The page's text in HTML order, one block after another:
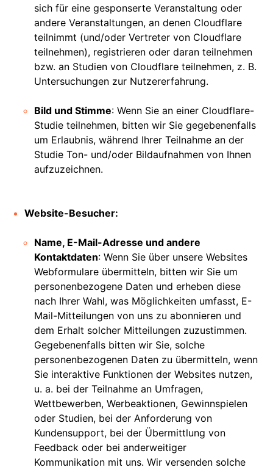
sich für eine gesponserte Veranstaltung oder
andere Veranstaltungen, an denen Cloudflare
teilnimmt (und/oder Vertreter von Cloudflare
teilnehmen), registrieren oder daran teilnehmen
bzw. an Studien von Cloudflare teilnehmen, z. B.
Untersuchungen zur Nutzererfahrung.
Bild und Stimme: Wenn Sie an einer Cloudflare-
Studie teilnehmen, bitten wir Sie gegebenenfalls
um Erlaubnis, während Ihrer Teilnahme an der
Studie Ton- und/oder Bildaufnahmen von Ihnen
aufzuzeichnen.
Website-Besucher:
Name, E-Mail-Adresse und andere
Kontaktdaten: Wenn Sie über unsere Websites
Webformulare übermitteln, bitten wir Sie um
personenbezogene Daten und erheben diese
nach Ihrer Wahl, was Möglichkeiten umfasst, E-
Mail-Mitteilungen von uns zu abonnieren und
dem Erhalt solcher Mitteilungen zuzustimmen.
Gegebenenfalls bitten wir Sie, solche
personenbezogenen Daten zu übermitteln, wenn
Sie interaktive Funktionen der Websites nutzen,
u. a. bei der Teilnahme an Umfragen,
Wettbewerben, Werbeaktionen, Gewinnspielen
oder Studien, bei der Anforderung von
Kundensupport, bei der Übermittlung von
Feedback oder bei anderweitiger
Kommunikation mit uns. Wir versenden solche